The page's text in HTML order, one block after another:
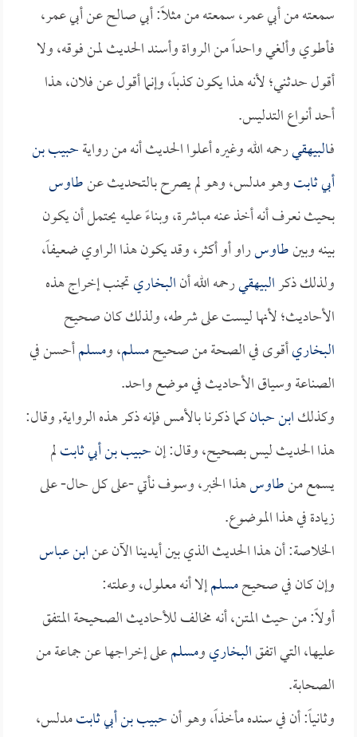
سمعته من أبي عمر، سمعته من مثلاً: أبي صالح عن أبي عمر،
فأطوي وألغي واحداً من الرواة وأسند الحديث لمن فوقه، ولا
أقول حدثني؛ لأنه هذا يكون كذباً، وإنما أقول عن فلان، هذا
أحد أنواع التدليس.
فـالبيهقيرحمه الله وغيره أعلوا الحديث أنه من روايةحبيب بن
أبي ثابتوهو مدلس، وهو لم يصرح بالتحديث عنطاوس
بحيث نعرف أنه أخذ عنه مباشرة، وبناءً عليه يحتمل أن يكون
بينه وبينطاوسراو أو أكثر، وقد يكون هذا الراوي ضعيفاً،
ولذلك ذكرالبيهقيرحمه الله أنالبخاريتجنب إخراج هذه
الأحاديث؛ لأنها ليست على شرطه، ولذلك كان صحيح
البخاريأقوى في الصحة من صحيحمسلم، ومسلمأحسن في
الصناعة وسياق الأحاديث في موضع واحد.
وكذلكابن حبانكما ذكرنا بالأمس فإنه ذكر هذه الرواية, وقال:
هذا الحديث ليس بصحيح، وقال: إنحبيب بن أبي ثابتلم
يسمع منطاوسهذا الخبر، وسوف نأتي -على كل حال- على
زيادة في هذا الموضوع.
الخلاصة: أن هذا الحديث الذي بين أيدينا الآن عنابن عباس
وإن كان في صحيحمسلمإلا أنه معلول، وعلته:
أولاً: من حيث المتن، أنه مخالف للأحاديث الصحيحة المتفق
عليها، التي اتفقالبخاريومسلمعلى إخراجها عن جماعة من
الصحابة.
وثانياً: أن في سنده مأخذاً، وهو أنحبيب بن أبي ثابتمدلس،